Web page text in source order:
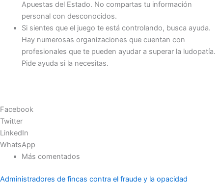
Apuestas del Estado. No compartas tu información
personal con desconocidos.
Si sientes que el juego te está controlando, busca ayuda.
Hay numerosas organizaciones que cuentan con
profesionales que te pueden ayudar a superar la ludopatía.
Pide ayuda si la necesitas.
Facebook
Twitter
LinkedIn
WhatsApp
Más comentados
Administradores de fincas contra el fraude y la opacidad